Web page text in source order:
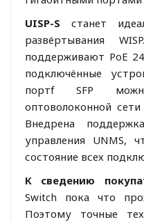
UISP-S станет
развёртывания
поддерживают PoE
подключённые
портf SFP
оптоволоконной
Внедрена
управления UNMS,
состояние всех
К сведению
Switch пока что
Поэтому точные